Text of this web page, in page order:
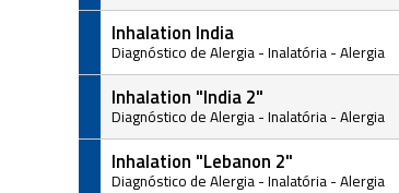
Inhalation India
Diagnóstico de Alergia - Inalatória - Alergia
Inhalation "India 2"
Diagnóstico de Alergia - Inalatória - Alergia
Inhalation "Lebanon 2"
Diagnóstico de Alergia - Inalatória - Alergia